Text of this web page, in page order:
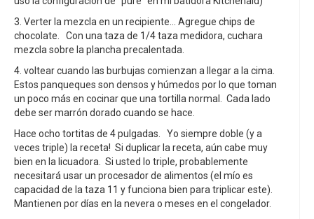
3. Verter la mezcla en un recipiente... Agregue chips de
chocolate. Con una taza de 1/4 taza medidora, cuchara
mezcla sobre la plancha precalentada.
4. voltear cuando las burbujas comienzan a llegar a la cima.
Estos panqueques son densos y húmedos por lo que toman
un poco más en cocinar que una tortilla normal. Cada lado
debe ser marrón dorado cuando se hace.
Hace ocho tortitas de 4 pulgadas. Yo siempre doble (y a
veces triple) la receta! Si duplicar la receta, aún cabe muy
bien en la licuadora. Si usted lo triple, probablemente
necesitará usar un procesador de alimentos (el mío es
capacidad de la taza 11 y funciona bien para triplicar este).
Mantienen por días en la nevera o meses en el congelador.